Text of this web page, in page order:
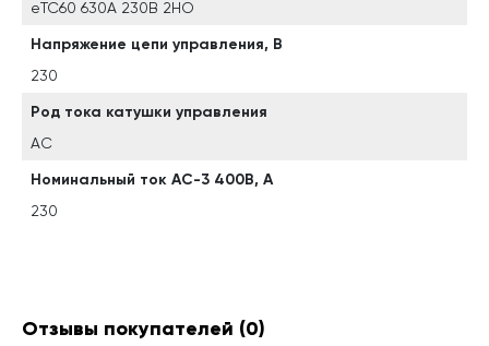
eTC60 630A 230B 2НО
Напряжение цепи управления, В
230
Род тока катушки управления
AC
Номинальный ток АС-3 400В, А
230
Отзывы покупателей (0)